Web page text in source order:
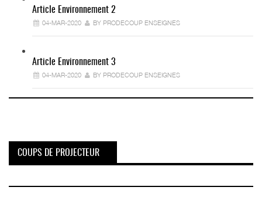
Article Environnement 2
04-MAR-2020 BY PRODECOUP ENSEIGNES
Article Environnement 3
04-MAR-2020 BY PRODECOUP ENSEIGNES
COUPS DE PROJECTEUR